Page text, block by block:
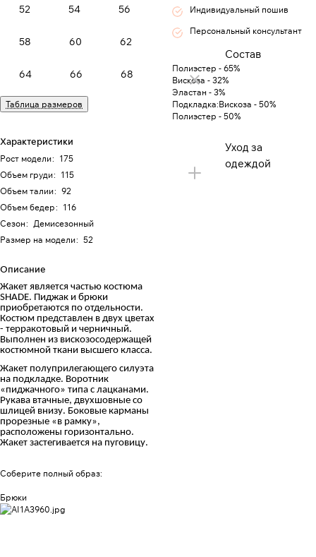
52 54 56
58 60 62
64 66 68
Таблица размеров
Характеристики
Рост модели: 175
Объем груди: 115
Объем талии: 92
Объем бедер: 116
Сезон: Демисезонный
Размер на модели: 52
Описание
Жакет является частью костюма
SHADE. Пиджак и брюки
приобретаются по отдельности.
Костюм представлен в двух цветах
- терракотовый и черничный.
Выполнен из вискозосодержащей
костюмной ткани высшего класса.
Жакет полуприлегающего силуэта
на подкладке. Воротник
«пиджачного» типа с лацканами.
Рукава втачные, двухшовные со
шлицей внизу. Боковые карманы
прорезные «в рамку»,
расположены горизонтально.
Жакет застегивается на пуговицу.
Соберите полный образ:
Брюки
Индивидуальный пошив
Персональный консультант
Состав
Полиэстер - 65%
Вискоза - 32%
Эластан - 3%
Подкладка:Вискоза - 50%
Полиэстер - 50%
Уход за
одеждой